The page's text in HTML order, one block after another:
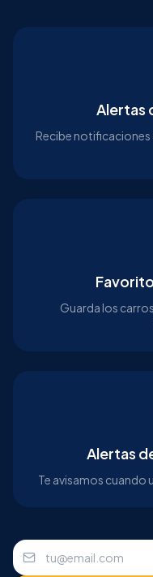
Alertas
Recibe notificaciones
Guarda los
Alertas
Te avisamos cuando